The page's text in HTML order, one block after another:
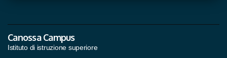
Canossa Campus
Istituto di istruzione superiore